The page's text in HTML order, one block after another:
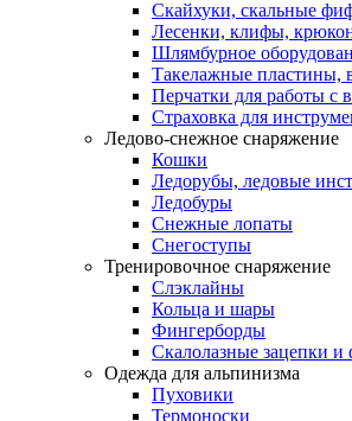
Скайхуки, скальные
Лесенки, клифы,
Шлямбурное
Такелажные пластины,
Перчатки для работы с
Страховка для
Ледово-снежное снаряжение
Кошки
Ледорубы, ледовые
Ледобуры
Снежные лопаты
Снегоступы
Тренировочное снаряжение
Слэклайны
Кольца и шары
Фингерборды
Скалолазные зацепки и
Одежда для альпинизма
Пуховики
Термоноски